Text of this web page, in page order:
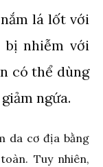
lá lốt với
bị nhiễm với
có thể dùng
ngứa.
da cơ địa bằng
Tuy nhiên,